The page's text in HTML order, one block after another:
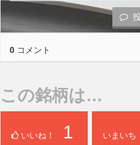
0 コメント
この銘柄は…
いいね！ 1 いまいち